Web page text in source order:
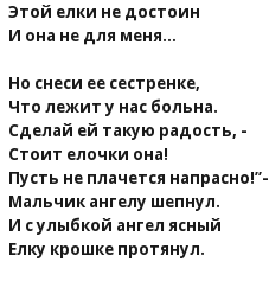
Этой елки не достоин
И она не для меня…
Но снеси ее сестренке,
Что лежит у нас больна.
Сделай ей такую радость, -
Стоит елочки она!
Пусть не плачется напрасно!”-
Мальчик ангелу шепнул.
И с улыбкой ангел ясный
Елку крошке протянул.